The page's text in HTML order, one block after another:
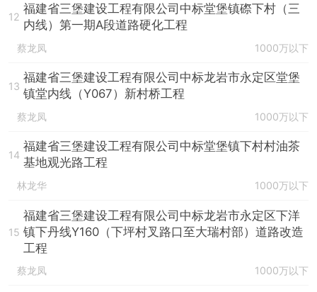
12
福建省三堡建设工程有限公司中标堂堡镇磜下村（三
内线）第一期A段道路硬化工程
蔡龙凤 1000万以下
13
福建省三堡建设工程有限公司中标龙岩市永定区堂堡
镇堂内线（Y067）新村桥工程
蔡龙凤 1000万以下
14
福建省三堡建设工程有限公司中标堂堡镇下村村油茶
基地观光路工程
林龙华 1000万以下
15
福建省三堡建设工程有限公司中标龙岩市永定区下洋
镇下丹线Y160（下坪村叉路口至大瑞村部）道路改造
工程
蔡龙凤 1000万以下